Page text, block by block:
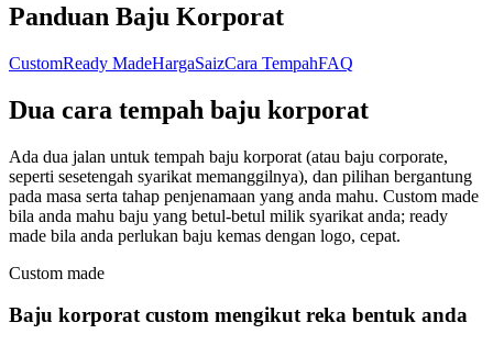
Panduan Baju Korporat
CustomReady MadeHargaSaizCara TempahFAQ
Dua cara tempah baju korporat
Ada dua jalan untuk tempah baju korporat (atau baju corporate,
seperti sesetengah syarikat memanggilnya), dan pilihan bergantung
pada masa serta tahap penjenamaan yang anda mahu. Custom made
bila anda mahu baju yang betul-betul milik syarikat anda; ready
made bila anda perlukan baju kemas dengan logo, cepat.
Custom made
Baju korporat custom mengikut reka bentuk anda